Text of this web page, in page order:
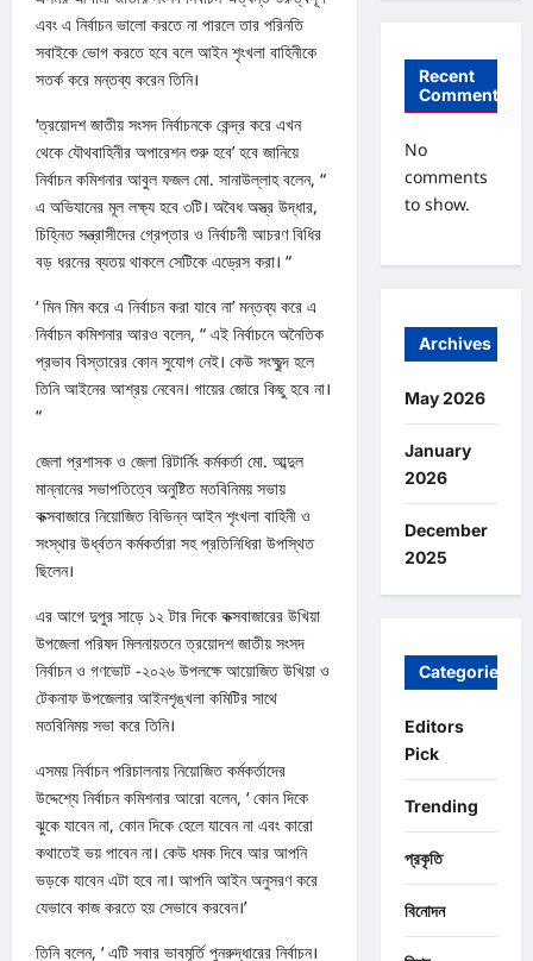
এবং এ নির্বাচন ভালো করতে না পারলে তার পরিনতি
সবাইকে ভোগ করতে হবে বলে আইন শৃংখলা বাহিনীকে
সতর্ক করে মন্তব্য করেন তিনি।
‘ত্রয়োদশ জাতীয় সংসদ নির্বাচনকে কেন্দ্র করে এখন
থেকে যৌথবাহিনীর অপারেশন শুরু হবে’ হবে জানিয়ে
নির্বাচন কমিশনার আবুল ফজল মো. সানাউল্লাহ বলেন, “
এ অভিযানের মূল লক্ষ্য হবে ৩টি। অবৈধ অস্ত্র উদ্ধার,
চিহ্নিত সন্ত্রাসীদের গ্রেপ্তার ও নির্বাচনী আচরণ বিধির
বড় ধরনের ব্যতয় থাকলে সেটিকে এড্রেস করা। “
‘ মিন মিন করে এ নির্বাচন করা যাবে না’ মন্তব্য করে এ
নির্বাচন কমিশনার আরও বলেন, “ এই নির্বাচনে অনৈতিক
প্রভাব বিস্তারের কোন সুযোগ নেই। কেউ সংক্ষুব্দ হলে
তিনি আইনের আশ্রয় নেবেন। গায়ের জোরে কিছু হবে না।
“
জেলা প্রশাসক ও জেলা রিটার্নিং কর্মকর্তা মো. আব্দুল
মান্নানের সভাপতিত্বে অনুষ্টিত মতবিনিময় সভায়
কক্সবাজারে নিয়োজিত বিভিন্ন আইন শৃংখলা বাহিনী ও
সংস্থার উর্ধ্বতন কর্মকর্তারা সহ প্রতিনিধিরা উপস্থিত
ছিলেন।
এর আগে দুপুর সাড়ে ১২ টার দিকে কক্সবাজারের উখিয়া
উপজেলা পরিষদ মিলনায়তনে ত্রয়োদশ জাতীয় সংসদ
নির্বাচন ও গণভোট -২০২৬ উপলক্ষে আয়োজিত উখিয়া ও
টেকনাফ উপজেলার আইনশৃঙ্খলা কমিটির সাথে
মতবিনিময় সভা করে তিনি।
এসময় নির্বাচন পরিচালনায় নিয়োজিত কর্মকর্তাদের
উদ্দেশ্যে নির্বাচন কমিশনার আরো বলেন, ‘ কোন দিকে
ঝুকে যাবেন না, কোন দিকে হেলে যাবেন না এবং কারো
কথাতেই ভয় পাবেন না। কেউ ধমক দিবে আর আপনি
ভড়কে যাবেন এটা হবে না। আপনি আইন অনুসরণ করে
যেভাবে কাজ করতে হয় সেভাবে করবেন।’
তিনি বলেন, ‘ এটি সবার ভাবমূর্তি পুনরুদ্ধারের নির্বাচন।
Recent
Comments
No
comments
to show.
Archives
May 2026
January
2026
December
2025
Categories
Editors
Pick
Trending
প্রকৃতি
বিনোদন